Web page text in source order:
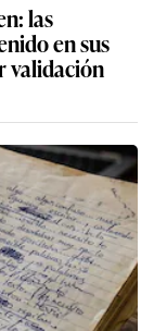
las
en sus
validación